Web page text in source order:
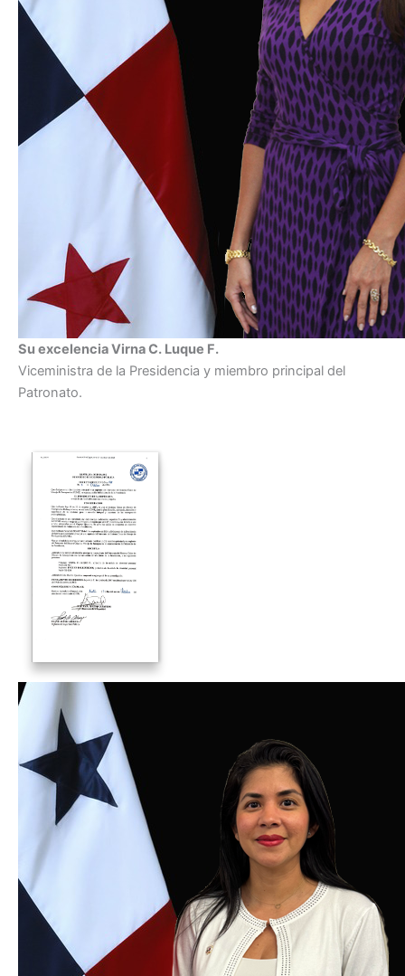
Su excelencia Virna C. Luque F.
Viceministra de la Presidencia y miembro principal del
Patronato.